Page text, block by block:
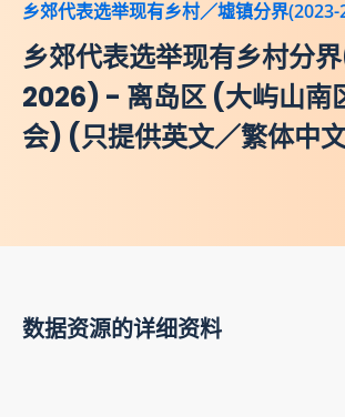
乡郊代表选举现有乡村／墟镇分界(2023-
乡郊代表选举现有乡村分
2026) - 离岛区 (大屿山南
会) (只提供英文／繁体中
数据资源的详细资料